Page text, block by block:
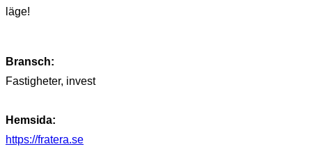
läge!
Bransch:
Fastigheter, invest
Hemsida:
https://fratera.se